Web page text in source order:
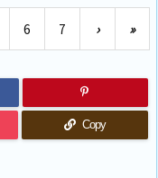
6 7 › »
Copy